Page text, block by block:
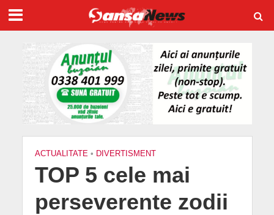
ACTUALITATE • DIVERTISMENT
TOP 5 cele mai
perseverente zodii